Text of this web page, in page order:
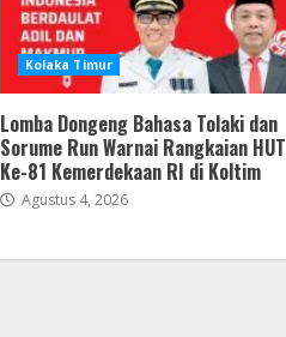
Kolaka Timur
Lomba Dongeng Bahasa Tolaki dan
Sorume Run Warnai Rangkaian HUT
Ke-81 Kemerdekaan RI di Koltim
Agustus 4, 2026